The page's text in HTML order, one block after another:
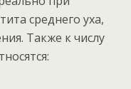
среднего уха,
Также к числу